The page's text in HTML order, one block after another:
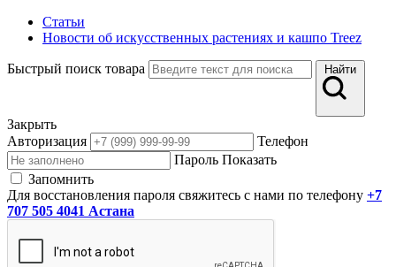
Статьи
Новости об искусственных растениях и кашпо Treez
Быстрый поиск товара Найти
Закрыть
Авторизация
Телефон
Пароль Показать
Запомнить
Для восстановления пароля свяжитесь с нами по телефону +7
707 505 4041 Астана